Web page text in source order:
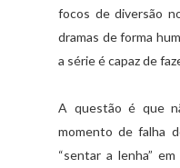
focos de diversão
dramas de forma
a série é capaz de
A questão é que
momento de falha
“sentar a lenha”